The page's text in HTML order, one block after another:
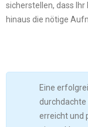
sicherstellen, dass
hinaus die nötige
Eine
erreicht und